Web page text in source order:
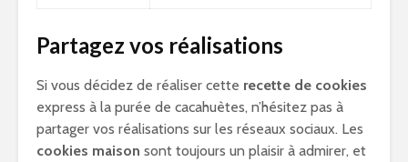
Partagez vos réalisations
Si vous décidez de réaliser cette recette de cookies
express à la purée de cacahuètes, n’hésitez pas à
partager vos réalisations sur les réseaux sociaux. Les
cookies maison sont toujours un plaisir à admirer, et